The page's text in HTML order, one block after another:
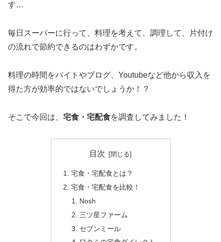
す…
毎日スーパーに行って、料理を考えて、調理して、片付け
の流れで節約できるのはわずかです。
料理の時間をバイトやブログ、Youtubeなど他から収入を
得た方が効率的ではないでしょうか！？
そこで今回は、 宅食・宅配食を調査してみました！
目次
宅食・宅配食とは？
宅食・宅配食を比較！
Nosh
三ツ星ファーム
セブンミール